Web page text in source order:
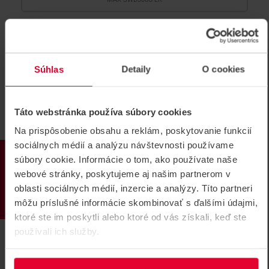
Súhlas Detaily O cookies
Táto webstránka používa súbory cookies
Na prispôsobenie obsahu a reklám, poskytovanie funkcií
sociálnych médií a analýzu návštevnosti používame
súbory cookie. Informácie o tom, ako používate naše
webové stránky, poskytujeme aj našim partnerom v
oblasti sociálnych médií, inzercie a analýzy. Títo partneri
môžu príslušné informácie skombinovať s ďalšími údajmi,
ktoré ste im poskytli alebo ktoré od vás získali, keď ste
používali ich služby.
PRODUKTY
MAX TD128 M Prístupový turniket